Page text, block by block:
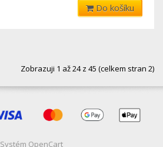
Do košíku
Zobrazuji 1 až 24 z 45 (celkem stran 2)
Systém OpenCart